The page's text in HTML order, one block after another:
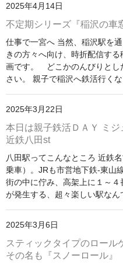
帽子など
キャップ帽子
新幹線シリーズ
貨物シリーズ
チャギントンシリーズ
アドバンスシリーズ
冬の帽子
新幹線シリーズ（冬）
私鉄・在来線シリーズ
くつ下
2025年4月14日
不定期シリーズ『稲沢の車
仕事で一宮へ 当然、稲沢駅を
きの方々へ向け、時折配信す
画です。 どこかのんびりとし
さい。 親子で稲沢へ鉄活行く
2025年3月22日
本日は親子鉄活ＤＡＹ ミ
近鉄八田st
八田駅ってこんなところ 近鉄
乗車）。JRも市営地下鉄-東山
街の中に佇み、高架上に１～
が発生する、超々楽しい駅な
2025年3月6日
スティックタイプのロー
その名も『スノーロール』